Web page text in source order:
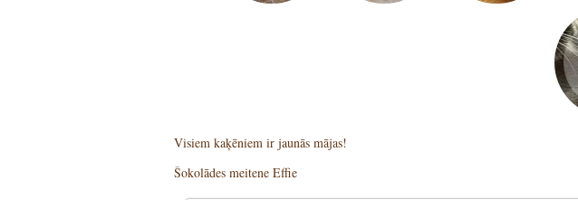
Visiem kaķēniem ir jaunās mājas!
Šokolādes meitene Effie